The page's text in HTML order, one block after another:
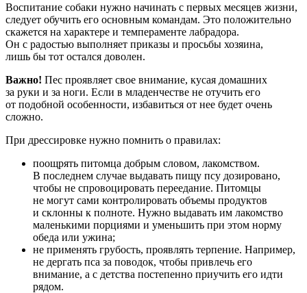
Воспитание собаки нужно начинать с первых месяцев жизни,
следует обучить его основным командам. Это положительно
скажется на характере и темпераменте лабрадора.
Он с радостью выполняет приказы и просьбы хозяина,
лишь бы тот остался доволен.
Важно! Пес проявляет свое внимание, кусая домашних
за руки и за ноги. Если в младенчестве не отучить его
от подобной особенности, избавиться от нее будет очень
сложно.
При дрессировке нужно помнить о правилах:
поощрять питомца добрым словом, лакомством.
В последнем случае выдавать пищу псу дозировано,
чтобы не спровоцировать переедание. Питомцы
не могут сами контролировать объемы продуктов
и склонны к полноте. Нужно выдавать им лакомство
маленькими порциями и уменьшить при этом норму
обеда или ужина;
не применять грубость, проявлять терпение. Например,
не дергать пса за поводок, чтобы привлечь его
внимание, а с детства постепенно приучить его идти
рядом.